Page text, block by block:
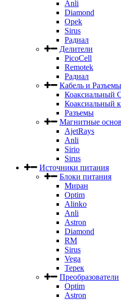
Anli
Diamond
Opek
Sirus
Радиал
Делители
PicoCell
Remotek
Радиал
Кабель и Разъемы
Коаксиальный
Коаксиальный
Разъемы
Магнитные
AjetRays
Anli
Sirio
Sirus
Источники питания
Блоки питания
Миран
Optim
Alinko
Anli
Astron
Diamond
RM
Sirus
Vega
Терек
Преобразователи
Optim
Astron